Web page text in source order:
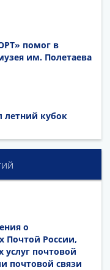
помог в
им. Полетаева
летний кубок
о
Почтой России,
услуг почтовой
почтовой связи